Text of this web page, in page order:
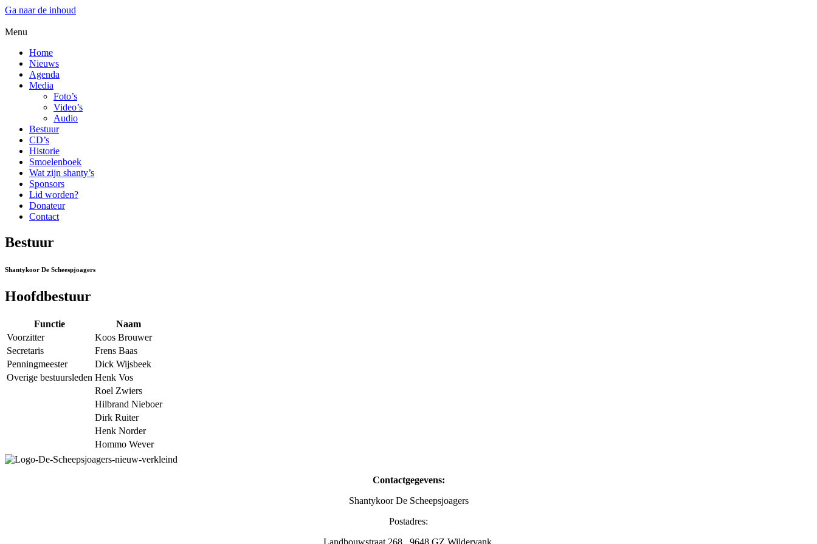
Ga naar de inhoud
Menu
Home
Nieuws
Agenda
Media
Foto’s
Video’s
Audio
Bestuur
CD’s
Historie
Smoelenboek
Wat zijn shanty’s
Sponsors
Lid worden?
Donateur
Contact
Bestuur
Shantykoor De Scheespjoagers
Hoofdbestuur
Functie
Naam
Voorzitter
Koos Brouwer
Secretaris
Frens Baas
Penningmeester
Dick Wijsbeek
Overige bestuursleden Henk Vos
Roel Zwiers
Hilbrand Nieboer
Dirk Ruiter
Henk Norder
Hommo Wever
Contactgegevens:
Shantykoor De Scheepsjoagers
Postadres:
Landbouwstraat 268, 9648 GZ Wildervank